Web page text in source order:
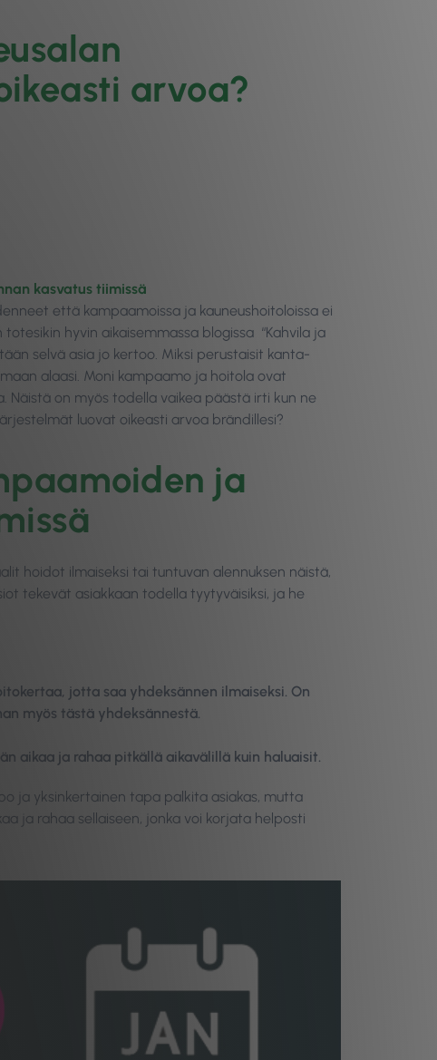
arvoa?
kasvatus tiimissä
että kampaamoissa ja kauneushoitoloissa ei
hyvin aikaisemmassa blogissa “Kahvila ja
selvä asia jo kertoo. Miksi perustaisit kanta-
alaasi. Moni kampaamo ja hoitola ovat
Näistä on myös todella vaikea päästä irti kun ne
luovat oikeasti arvoa brändillesi?
ja
hoidot ilmaiseksi tai tuntuvan alennuksen näistä,
tekevät asiakkaan todella tyytyväisiksi, ja he
jotta saa yhdeksännen ilmaiseksi. On
myös tästä yhdeksännestä.
aikaa ja rahaa pitkällä aikavälillä kuin haluaisit.
ja yksinkertainen tapa palkita asiakas, mutta
ja rahaa sellaiseen, jonka voi korjata helposti